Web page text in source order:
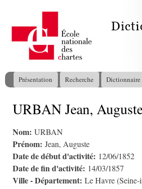
Menu principal
Présentation Recherche Dictionnaire
Vous êtes ici
URBAN Jean,
Nom: URBAN
Prénom: Jean, Auguste
Date de début d'activité: 12/06/1852
Date de fin d'activité: 14/03/1857
Ville - Département: Le Havre